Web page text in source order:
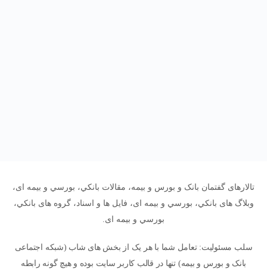
تالارهای گفتمان بانک و بورس و بیمه، مقالات بانکي، بورسي و بیمه ای،
وبلاگ های بانکي، بورسي و بیمه ای، فایل ها و اسناد، گروه های بانکي،
بورسي و بیمه ای.
سلب مسئولیت: تعامل شما با هر یک از بخش های شاب (شبکه اجتماعی
بانک و بورس و بیمه) تنها در قالب کاربر سایت بوده و هیچ گونه رابطه